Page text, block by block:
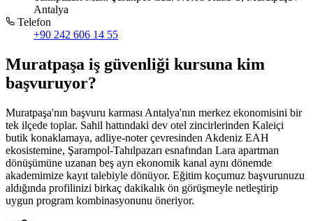
Antalya
Telefon
+90 242 606 14 55
Muratpaşa iş güvenliği kursuna kim
başvuruyor?
Muratpaşa'nın başvuru karması Antalya'nın merkez ekonomisini bir
tek ilçede toplar. Sahil hattındaki dev otel zincirlerinden Kaleiçi
butik konaklamaya, adliye-noter çevresinden Akdeniz EAH
ekosistemine, Şarampol-Tahılpazarı esnafından Lara apartman
dönüşümüne uzanan beş ayrı ekonomik kanal aynı dönemde
akademimize kayıt talebiyle dönüyor. Eğitim koçumuz başvurunuzu
aldığında profilinizi birkaç dakikalık ön görüşmeyle netleştirip
uygun program kombinasyonunu öneriyor.